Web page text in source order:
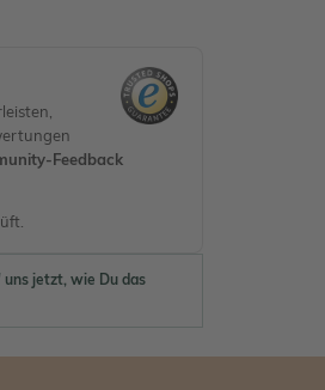
Feedback
jetzt, wie Du das